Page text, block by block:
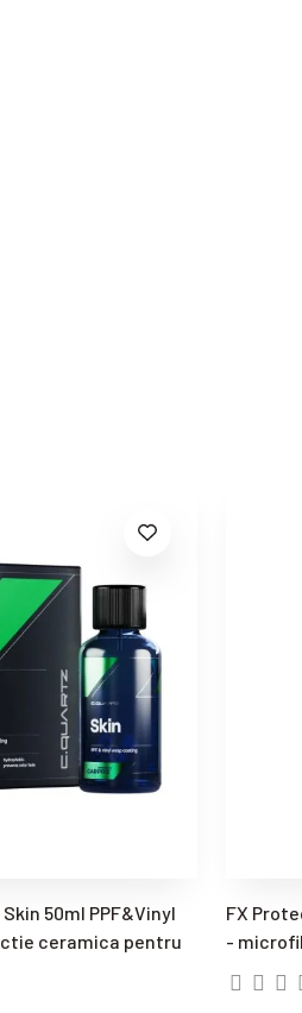
50ml PPF&Vinyl
ceramica pentru
FX
-